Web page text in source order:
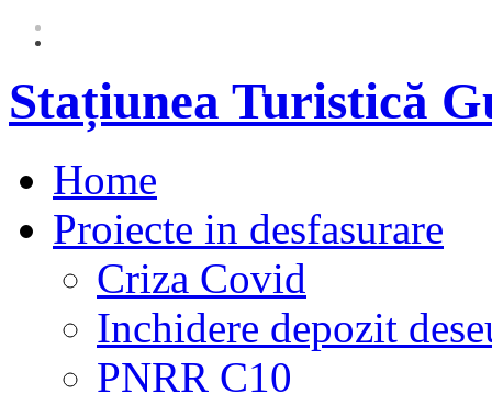
Stațiunea Turistică
Home
Proiecte in desfasurare
Criza Covid
Inchidere depozit
PNRR C10